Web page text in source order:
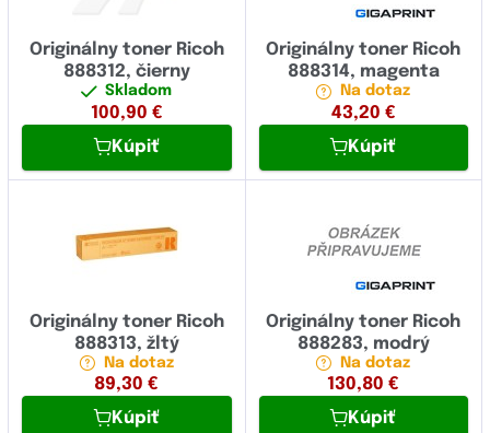
Originálny toner Ricoh
888312, čierny
Skladom
100,90 €
Kúpiť
Originálny toner Ricoh
888314, magenta
Na dotaz
43,20 €
Kúpiť
Originálny toner Ricoh
888313, žltý
Na dotaz
89,30 €
Kúpiť
Originálny toner Ricoh
888283, modrý
Na dotaz
130,80 €
Kúpiť